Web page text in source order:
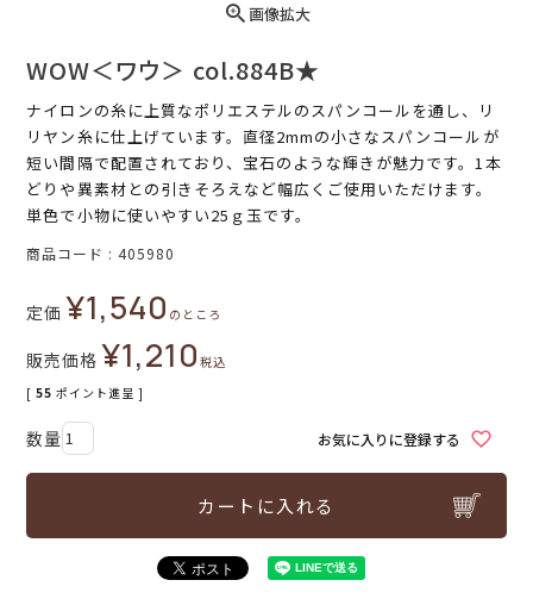
画像拡大
WOW＜ワウ＞ col.884B★
ナイロンの糸に上質なポリエステルのスパンコールを通し、リ
リヤン糸に仕上げています。直径2mmの小さなスパンコールが
短い間隔で配置されており、宝石のような輝きが魅力です。1本
どりや異素材との引きそろえなど幅広くご使用いただけます。
単色で小物に使いやすい25ｇ玉です。
商品コード 405980
定価 ¥1,540 のところ
販売価格 ¥1,210税込
[ 55 ポイント進呈 ]
お気に入りに登録する
カートに入れる